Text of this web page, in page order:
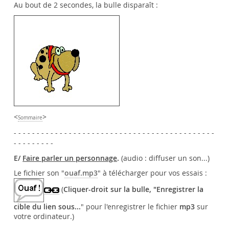
Au bout de 2 secondes, la bulle disparaît :
<Sommaire>
- - - - - - - - - - - - - - - - - - - - - - - - - - - - - - - - - - - - - - - - - - - -
- - - - - - - - -
E/ Faire parler un personnage. (audio : diffuser un son...)
Le fichier son "ouaf.mp3" à télécharger pour vos essais :
(Cliquer-droit sur la bulle, "Enregistrer la
cible du lien sous..." pour l'enregistrer le fichier mp3 sur
votre ordinateur.)